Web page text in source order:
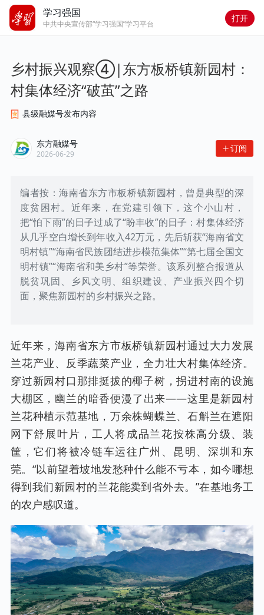
学习强国
中共中央宣传部“学习强国”学习平台
打开
乡村振兴观察④|东方板桥镇新园村：
村集体经济“破茧”之路
县级融媒号发布内容
东方融媒号
2026-06-29
订阅
编者按：海南省东方市板桥镇新园村，曾是典型的深
度贫困村。近年来，在党建引领下，这个小山村，
把“怕下雨”的日子过成了“盼丰收”的日子：村集体经济
从几乎空白增长到年收入42万元，先后斩获“海南省文
明村镇”“海南省民族团结进步模范集体”“第七届全国文
明村镇”“海南省和美乡村”等荣誉。该系列整合报道从
脱贫巩固、乡风文明、组织建设、产业振兴四个切
面，聚焦新园村的乡村振兴之路。
近年来，海南省东方市板桥镇新园村通过大力发展
兰花产业、反季蔬菜产业，全力壮大村集体经济。
穿过新园村口那排挺拔的椰子树，拐进村南的设施
大棚区，幽兰的暗香便漫了出来——这里是新园村
兰花种植示范基地，万余株蝴蝶兰、石斛兰在遮阳
网下舒展叶片，工人将成品兰花按株高分级、装
筐，它们将被冷链车运往广州、昆明、深圳和东
莞。“以前望着坡地发愁种什么能不亏本，如今哪想
得到我们新园村的兰花能卖到省外去。”在基地务工
的农户感叹道。